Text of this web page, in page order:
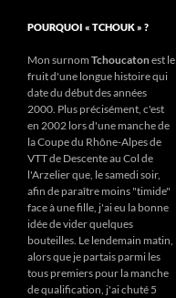
POURQUOI « TCHOUK » ?
Mon surnom Tchoucatonest le
fruit d'une longue histoire qui
date du début des années
2000. Plus précisément, c'est
en 2002 lors d'une manche de
la Coupe du Rhône-Alpes de
VTT de Descente au Col de
l'Arzelier que, le samedi soir,
afin de paraître moins "timide"
face à une fille, j'ai eu la bonne
idée de vider quelques
bouteilles. Le lendemain matin,
alors que je partais parmi les
tous premiers pour la manche
de qualification, j'ai chuté 5